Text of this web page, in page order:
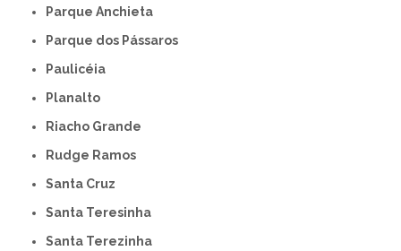
Parque Anchieta
Parque dos Pássaros
Paulicéia
Planalto
Riacho Grande
Rudge Ramos
Santa Cruz
Santa Teresinha
Santa Terezinha